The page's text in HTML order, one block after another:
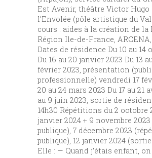
Est Avenir, théâtre Victor Hugo
l’Envolée (pôle artistique du
cours : aides à la création de la
Région Ile-de-France,
Dates de résidence Du 10 au 14
Du 16 au 20 janvier 2023 Du 13
février 2023, présentation
professionnelle) vendredi 17
20 au 24 mars 2023 Du 17 au 21
au 9 juin 2023, sortie de
14h30 Répétitions du 2 octobre
janvier 2024 + 9 novembre
publique), 7 décembre 2023
publique), 12 janvier 2024
Elle : — Quand j’étais enfant,